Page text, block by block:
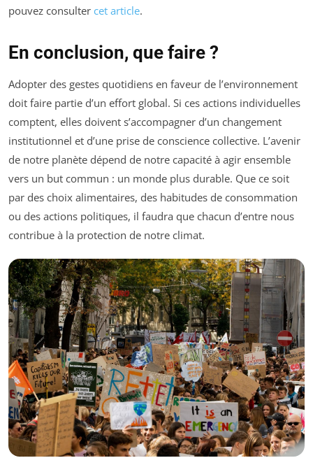
pouvez consulter cet article.
En conclusion, que faire ?
Adopter des gestes quotidiens en faveur de l’environnement
doit faire partie d’un effort global. Si ces actions individuelles
comptent, elles doivent s’accompagner d’un changement
institutionnel et d’une prise de conscience collective. L’avenir
de notre planète dépend de notre capacité à agir ensemble
vers un but commun : un monde plus durable. Que ce soit
par des choix alimentaires, des habitudes de consommation
ou des actions politiques, il faudra que chacun d’entre nous
contribue à la protection de notre climat.